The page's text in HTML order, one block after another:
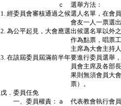
ｃ 選舉方法：
1. 經委員會審核通過之候選人名單，在會
會友一人一票選出（不得
2. 為公平起見，大會應選出候選名單以外
作為點票，唱票工作，而監
主席為大會主持人
3. 在該屆委員屆滿前半年要進行委員選舉
員會主席及各部長職務，在
果則無須會員大會通過（應
票）。
戊．委員任免
一、委員權責：ａ 代表教會執行會員